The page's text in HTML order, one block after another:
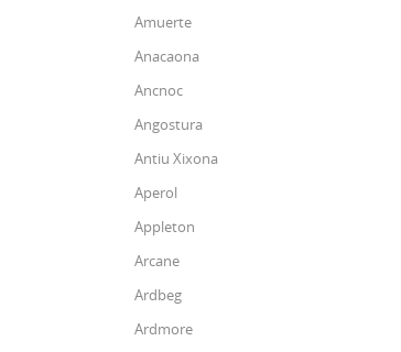
Amuerte
Anacaona
Ancnoc
Angostura
Antiu Xixona
Aperol
Appleton
Arcane
Ardbeg
Ardmore